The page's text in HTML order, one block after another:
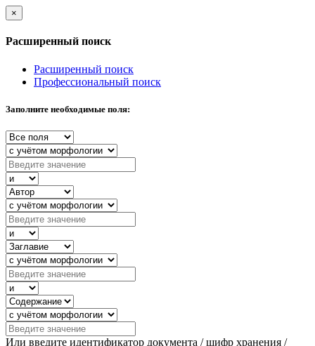
×
Расширенный поиск
Расширенный поиск
Профессиональный поиск
Заполните необходимые поля:
Или введите идентификатор документа / шифр хранения /